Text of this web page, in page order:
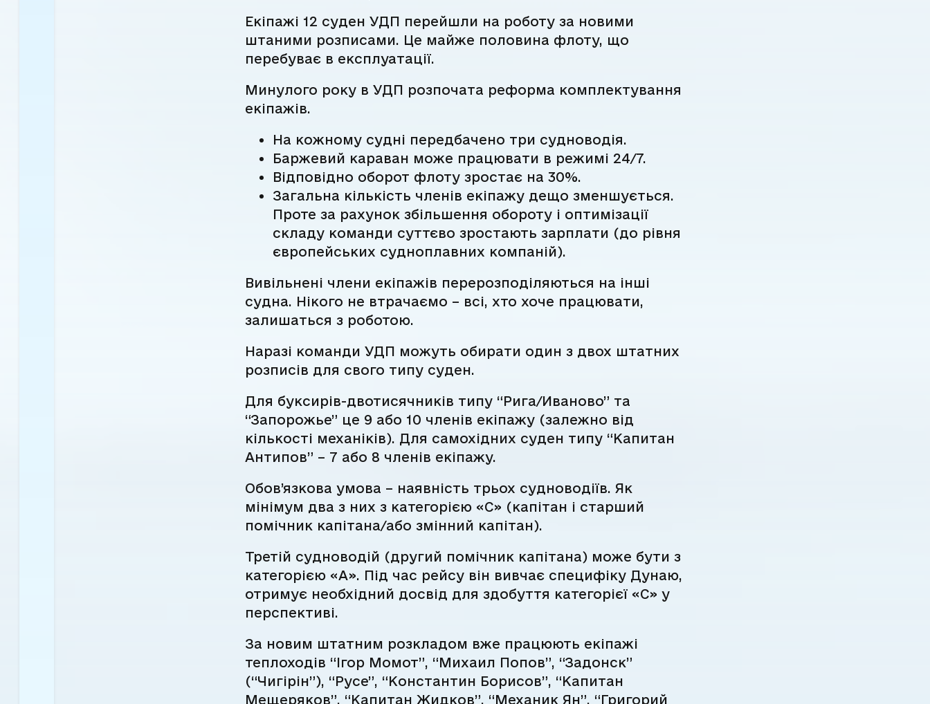
Екіпажі 12 суден УДП перейшли на роботу за новими
штаними розписами. Це майже половина флоту, що
перебуває в експлуатації.
Минулого року в УДП розпочата реформа комплектування
екіпажів.
На кожному судні передбачено три судноводія.
Баржевий караван може працювати в режимі 24/7.
Відповідно оборот флоту зростає на 30%.
Загальна кількість членів екіпажу дещо зменшується.
Проте за рахунок збільшення обороту і оптимізації
складу команди суттєво зростають зарплати (до рівня
європейських судноплавних компаній).
Вивільнені члени екіпажів перерозподіляються на інші
судна. Нікого не втрачаємо – всі, хто хоче працювати,
залишаться з роботою.
Наразі команди УДП можуть обирати один з двох штатних
розписів для свого типу суден.
Для буксирів-двотисячників типу “Рига/Иваново” та
“Запорожье” це 9 або 10 членів екіпажу (залежно від
кількості механіків). Для самохідних суден типу “Капитан
Антипов” – 7 або 8 членів екіпажу.
Обов’язкова умова – наявність трьох судноводіїв. Як
мінімум два з них з категорією «С» (капітан і старший
помічник капітана/або змінний капітан).
Третій судноводій (другий помічник капітана) може бути з
категорією «А». Під час рейсу він вивчає специфіку Дунаю,
отримує необхідний досвід для здобуття категорієї «С» у
перспективі.
За новим штатним розкладом вже працюють екіпажі
теплоходів “Ігор Момот”, “Михаил Попов”, “Задонск”
(“Чигірін”), “Русе”, “Константин Борисов”, “Капитан
Мещеряков”, “Капитан Жидков”, “Механик Ян”, “Григорий